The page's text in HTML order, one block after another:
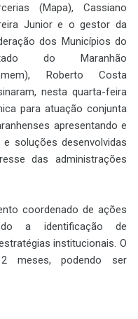
(Mapa), Cassiano
Junior e o gestor da
dos Municípios do
do Maranhão
Roberto Costa
nesta quarta-feira
para atuação conjunta
apresentando e
soluções desenvolvidas
das administrações
coordenado de ações
a identificação de
institucionais. O
meses, podendo ser